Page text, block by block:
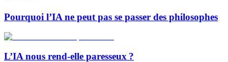
Pourquoi l’IA ne peut pas se passer des philosophes
L’IA nous rend-elle paresseux ?